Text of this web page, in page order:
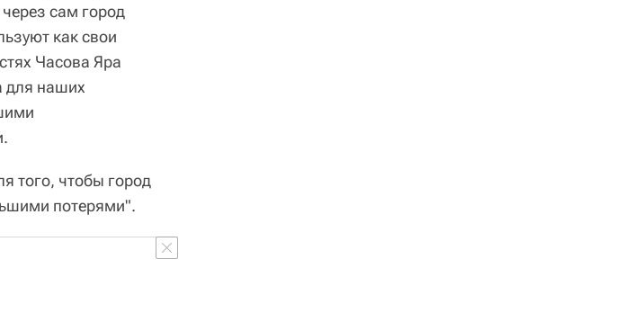
сам город
как свои
Часова Яра
для наших
того, чтобы город
потерями".